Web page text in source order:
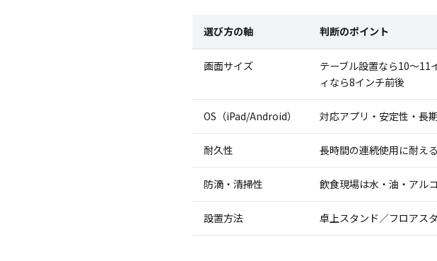
選び方の軸 判断のポイント
画面サイズ
テーブル設置なら10〜11
ィなら8インチ前後
OS（iPad/Android） 対応アプリ・安定性・長
耐久性 長時間の連続使用に耐え
防滴・清掃性 飲食現場は水・油・アル
設置方法 卓上スタンド／フロアス